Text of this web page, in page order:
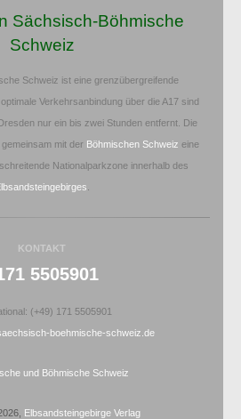
Sächsisch-Böhmische
Schweiz
Schweiz ist eine grenzübergreifende
Verkehrsanbindung über die A17 sind
nur ein bis zwei Stunden entfernt. Die
gemeinsam mit der Böhmischen Schweiz eine
Nationalparkzone innerhalb des
KONTAKT
5505901
(+49) 171 5505901
boehmische-schweiz.de
Elbsandsteingebirge Verlag